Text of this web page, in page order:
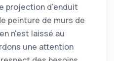
projection d'enduit
peinture de murs de
n'est laissé au
une attention